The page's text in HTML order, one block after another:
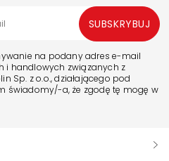
na podany adres e-mail
i handlowych związanych z
Sp. z o.o., działającego pod
świadomy/-a, że zgodę tę mogę w
SUBSKRYBUJ